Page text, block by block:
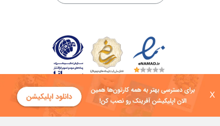
X
کلیه حقوق این سایت به شرکت توسعه فناوی هفت آسمان توکان تعلق دارد و